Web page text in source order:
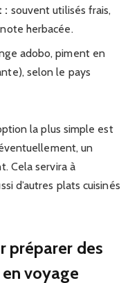
: souvent utilisés frais,
herbacée.
adobo, piment en
selon le pays
la plus simple est
un
Cela servira à
d’autres plats cuisinés
préparer des
voyage